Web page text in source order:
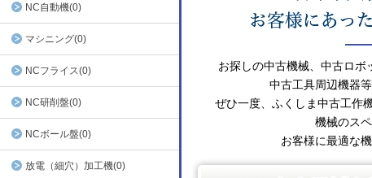
NC自動機(0)
マシニング(0)
NCフライス(0)
NC研削盤(0)
NCボール盤(0)
放電（細穴）加工機(0)
お探しの中古機械、中古ロボ
中古工具周辺機器
ぜひ一度、ふくしま中古工作
機械のス
お客様に最適な